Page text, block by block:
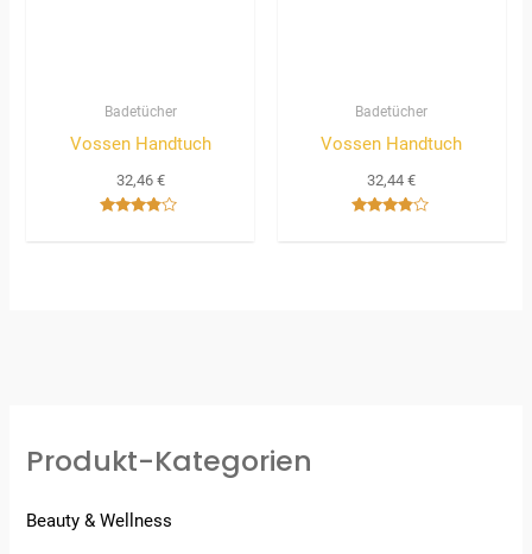
Badetücher
Vossen Handtuch
32,46 €
Badetücher
Vossen Handtuch
32,44€
Produkt-Kategorien
Beauty & Wellness